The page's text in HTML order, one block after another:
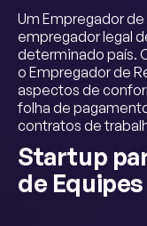
Um Empregador
empregador legal
determinado país.
o Empregador de
aspectos de
folha de
contratos de
Startup
de